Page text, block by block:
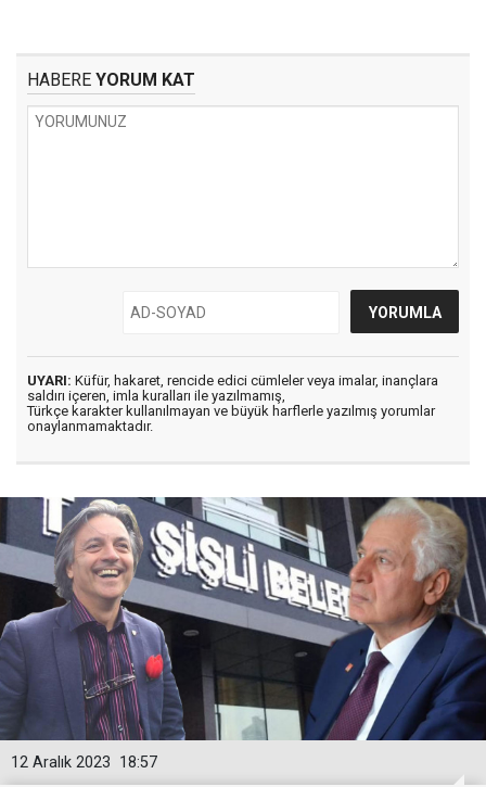
HABERE YORUM KAT
UYARI: Küfür, hakaret, rencide edici cümleler veya imalar, inançlara
saldırı içeren, imla kuralları ile yazılmamış,
Türkçe karakter kullanılmayan ve büyük harflerle yazılmış yorumlar
onaylanmamaktadır.
18:57
12 Aralık 2023